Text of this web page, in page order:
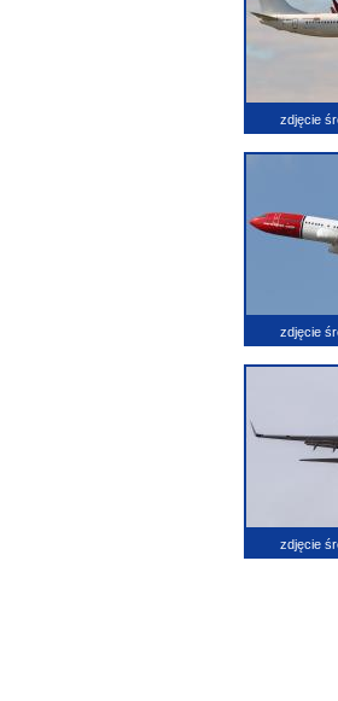
zdjęcie
zdjęcie
zdjęcie